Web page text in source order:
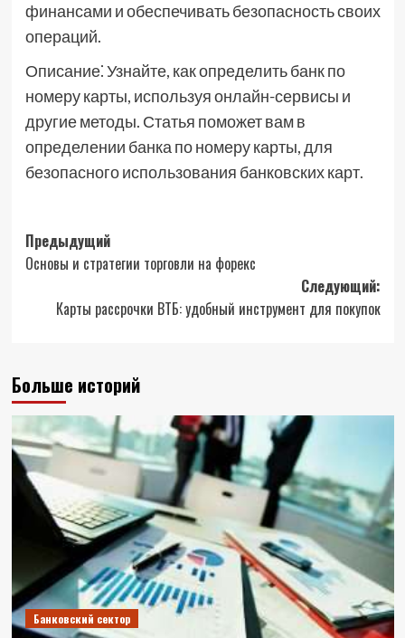
финансами и обеспечивать безопасность своих
операций.
Описание⁚ Узнайте, как определить банк по
номеру карты, используя онлайн-сервисы и
другие методы. Статья поможет вам в
определении банка по номеру карты, для
безопасного использования банковских карт.
Навигация
записи
Предыдущий
Основы и стратегии торговли на форекс
Следующий:
Карты рассрочки ВТБ: удобный инструмент для покупок
Больше историй
Банковский сектор